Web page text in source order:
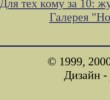
Для тех кому за 10:
Галерея
© 1999,
Дизайн -